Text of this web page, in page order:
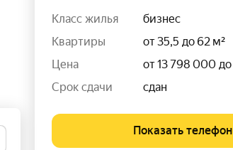
класс жилья
бизнес
квартиры
от 35,5 до 62 м²
цена
от 13 798 000
срок сдачи
сдан
Показать телефон